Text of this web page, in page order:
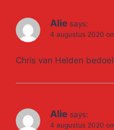
Alie says:
4 augustus 2020
Chris van Helden
Alie says:
4 augustus 2020